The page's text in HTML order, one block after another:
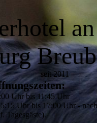
seit 2011
Uhr bis 11:45 Uhr
Uhr bis 17:00 Uhr -
Tagesgäste).